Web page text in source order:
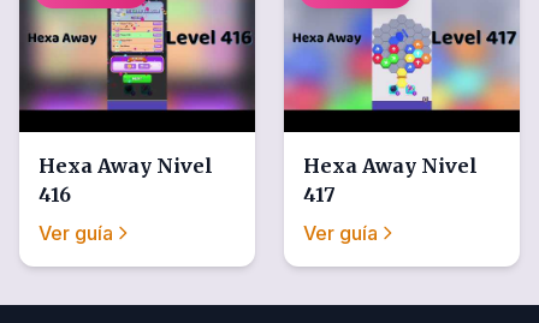
Hexa Away Nivel
416
Ver guía
Hexa Away Nivel
417
Ver guía